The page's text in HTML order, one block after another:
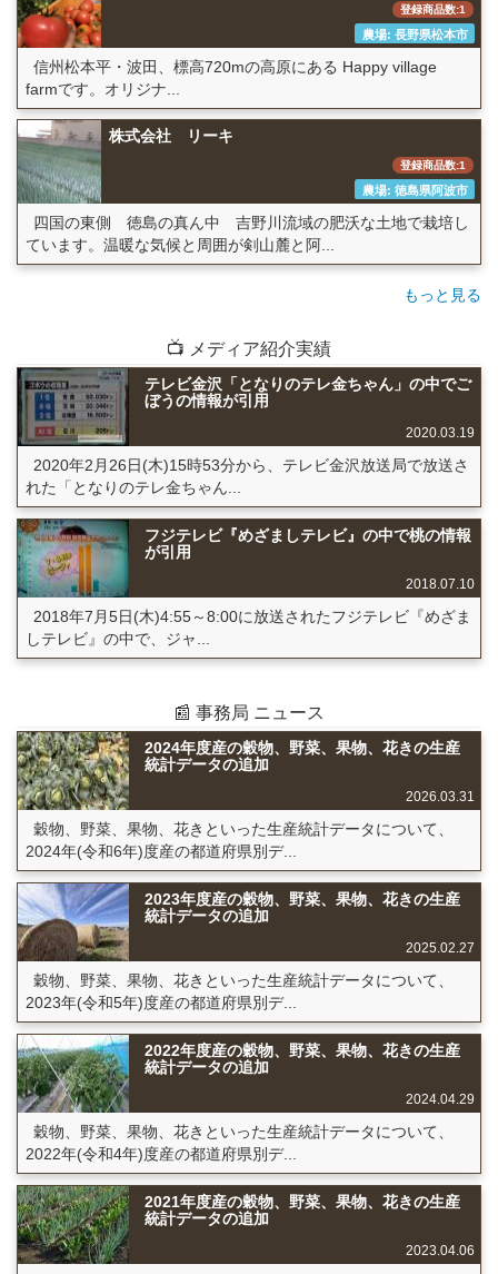
登録商品数:1
農場: 長野県松本市
信州松本平・波田、標高720mの高原にある Happy village
farmです。オリジナ...
株式会社 リーキ
登録商品数:1
農場: 徳島県阿波市
四国の東側 徳島の真ん中 吉野川流域の肥沃な土地で栽培し
ています。温暖な気候と周囲が剣山麓と阿...
もっと見る
📺 メディア紹介実績
テレビ金沢「となりのテレ金ちゃん」の中でご
ぼうの情報が引用
2020.03.19
2020年2月26日(木)15時53分から、テレビ金沢放送局で放送さ
れた「となりのテレ金ちゃん...
フジテレビ『めざましテレビ』の中で桃の情報
が引用
2018.07.10
2018年7月5日(木)4:55～8:00に放送されたフジテレビ『めざま
しテレビ』の中で、ジャ...
📰 事務局 ニュース
2024年度産の穀物、野菜、果物、花きの生産
統計データの追加
2026.03.31
穀物、野菜、果物、花きといった生産統計データについて、
2024年(令和6年)度産の都道府県別デ...
2023年度産の穀物、野菜、果物、花きの生産
統計データの追加
2025.02.27
穀物、野菜、果物、花きといった生産統計データについて、
2023年(令和5年)度産の都道府県別デ...
2022年度産の穀物、野菜、果物、花きの生産
統計データの追加
2024.04.29
穀物、野菜、果物、花きといった生産統計データについて、
2022年(令和4年)度産の都道府県別デ...
2021年度産の穀物、野菜、果物、花きの生産
統計データの追加
2023.04.06